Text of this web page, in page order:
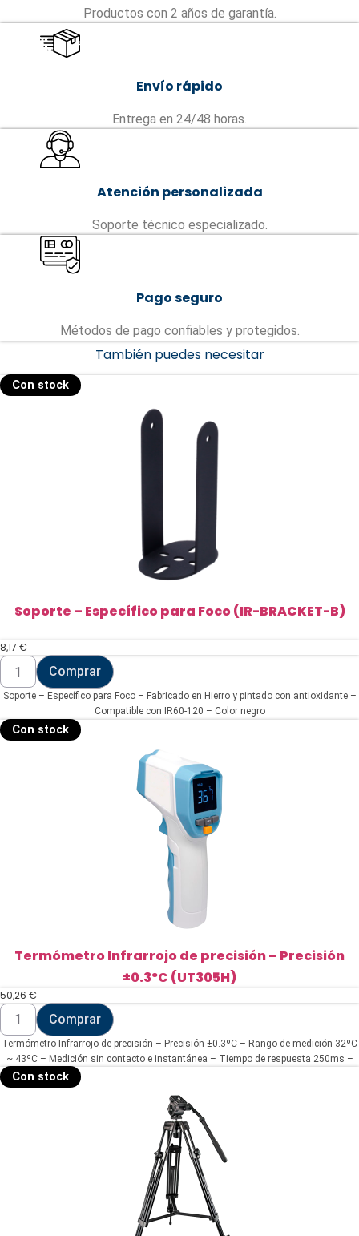
Productos con 2 años de garantía.
Envío rápido
Entrega en 24/48 horas.
Atención personalizada
Soporte técnico especializado.
Pago seguro
Métodos de pago confiables y protegidos.
También puedes necesitar
Con stock
Soporte – Específico para Foco (IR-BRACKET-B)
8,17 €
Soporte
Específico
para
(IR-
BRACKET-
Comprar
Soporte – Específico para Foco – Fabricado en Hierro y pintado con antioxidante –
Compatible con IR60-120 – Color negro
Con stock
Termómetro Infrarrojo de precisión – Precisión
±0.3ºC (UT305H)
50,26 €
Termómetro
Infrarrojo
de
precisión
Precisión
±0.3ºC
Comprar
Termómetro Infrarrojo de precisión – Precisión ±0.3ºC – Rango de medición 32ºC
~ 43ºC – Medición sin contacto e instantánea – Tiempo de respuesta 250ms –
Con stock